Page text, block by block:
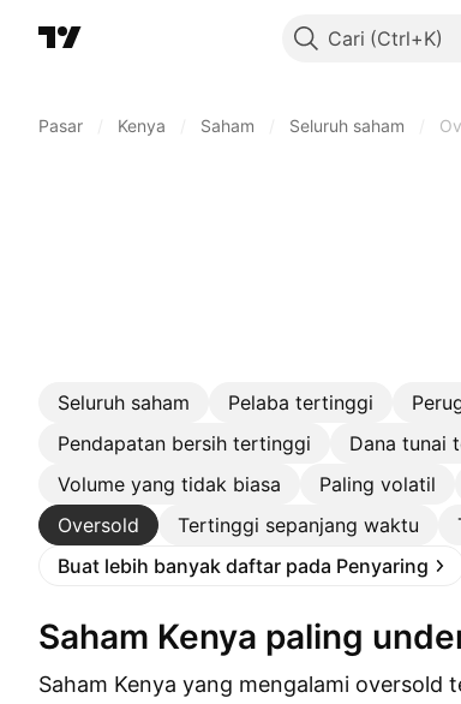
Cari
Pasar Kenya Saham Seluruh saham
Seluruh saham Pelaba tertinggi
Pendapatan bersih tertinggi
Dana tunai
Volume yang tidak biasa
Paling volatil
Oversold
Tertinggi sepanjang waktu
Buat lebih banyak daftar pada Penyaring
Saham Kenya paling
Saham Kenya yang mengalami oversold